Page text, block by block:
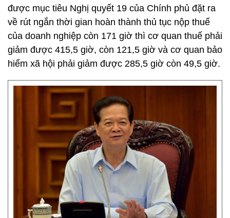
được mục tiêu Nghị quyết 19 của Chính phủ đặt ra
về rút ngắn thời gian hoàn thành thủ tục nộp thuế
của doanh nghiệp còn 171 giờ thì cơ quan thuế phải
giảm được 415,5 giờ, còn 121,5 giờ và cơ quan bảo
hiểm xã hội phải giảm được 285,5 giờ còn 49,5 giờ.